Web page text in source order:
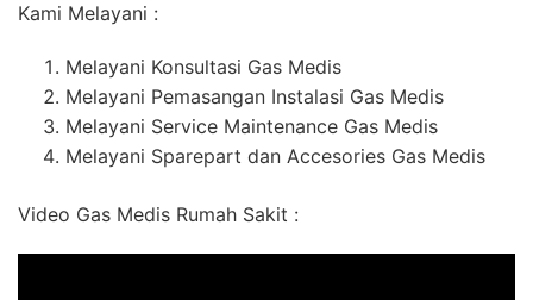
Kami Melayani :
Melayani Konsultasi Gas Medis
Melayani Pemasangan Instalasi Gas Medis
Melayani Service Maintenance Gas Medis
Melayani Sparepart dan Accesories Gas Medis
Video Gas Medis Rumah Sakit :